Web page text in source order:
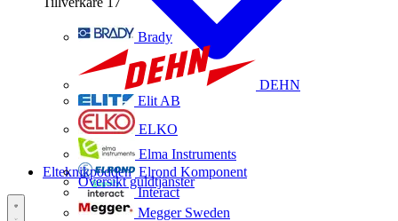
Brady
DEHN
Elit AB
ELKO
Elma Instruments
Elrond Komponent
Interact
Megger Sweden
Översikt guldtjänster
Elteknikpodden